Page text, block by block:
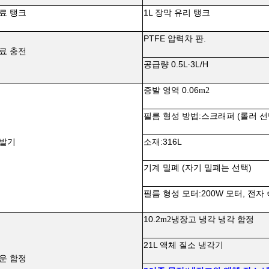
탱크 1L 장막 유리 탱크
충전
PTFE 압력차 판.
공급량 0.5L ∙3L/H
기
증발 영역 0.06m2
필름 형성 방법 :스크래퍼 (롤러
소재 :316L
기계 밀폐 (자기 밀폐는 선택)
필름 형성 모터 :200W 모터, 전자
함정
10.2m2냉장고 냉각 냉각 함정
21L 액체 질소 냉각기